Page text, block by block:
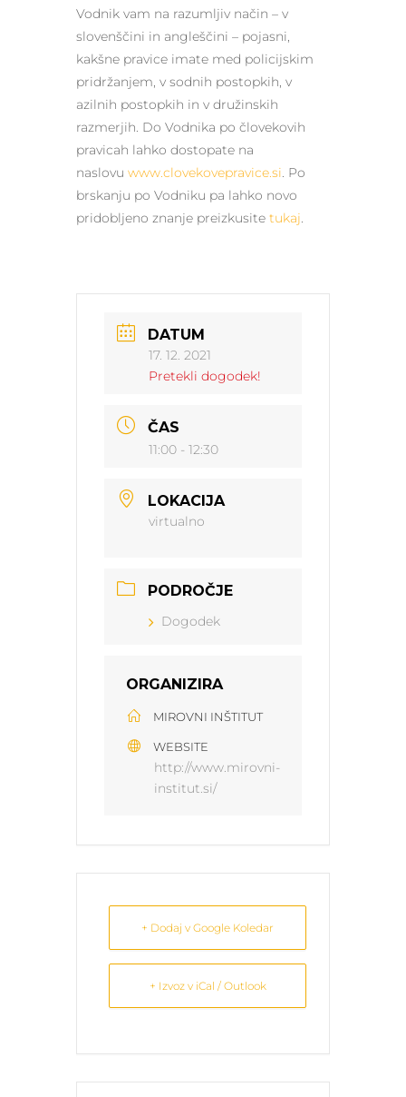
Vodnik vam na razumljiv način – v
slovenščini in angleščini – pojasni,
kakšne pravice imate med policijskim
pridržanjem, v sodnih postopkih, v
azilnih postopkih in v družinskih
razmerjih. Do Vodnika po človekovih
pravicah lahko dostopate na
naslovu www.clovekovepravice.si. Po
brskanju po Vodniku pa lahko novo
pridobljeno znanje preizkusite tukaj.
DATUM
17. 12. 2021
Pretekli dogodek!
ČAS
11:00 - 12:30
LOKACIJA
virtualno
PODROČJE
Dogodek
ORGANIZIRA
MIROVNI INŠTITUT
WEBSITE
http://www.mirovni-
institut.si/
+ Dodaj v Google Koledar
+ Izvoz v iCal / Outlook